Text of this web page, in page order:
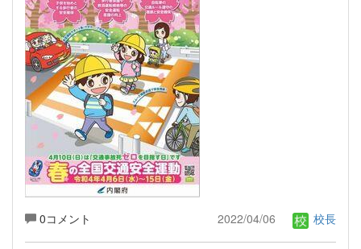
0コメント 2022/04/06 校長